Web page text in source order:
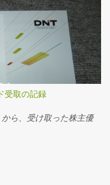
受取の記録
ら、受け取った株主優